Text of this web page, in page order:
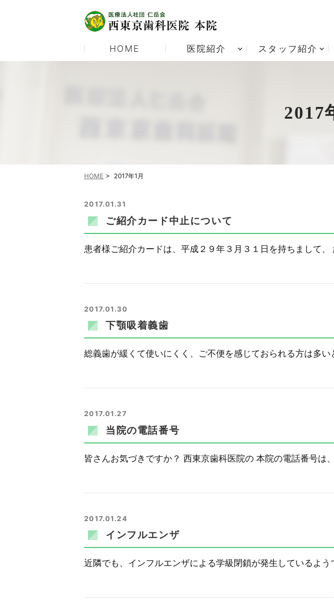
HOME 医院紹介 スタッフ紹介
2017
HOME > 2017年1月
2017.01.31
ご紹介カード中止について
患者様ご紹介カードは、平成２９年３月３１日を持ちまして
2017.01.30
下顎吸着義歯
総義歯が緩くて使いにくく、ご不便を感じておられる方は多
2017.01.27
当院の電話番号
皆さんお気づきですか？ 西東京歯科医院の 本院の電話番号は
2017.01.24
インフルエンザ
近隣でも、インフルエンザによる学級閉鎖が発生しているよ